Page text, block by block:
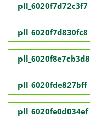
pll_6020f7d72c3f7
pll_6020f7d830fc8
pll_6020f8e7cb3d8
pll_6020fde827bff
pll_6020fe0d034ef